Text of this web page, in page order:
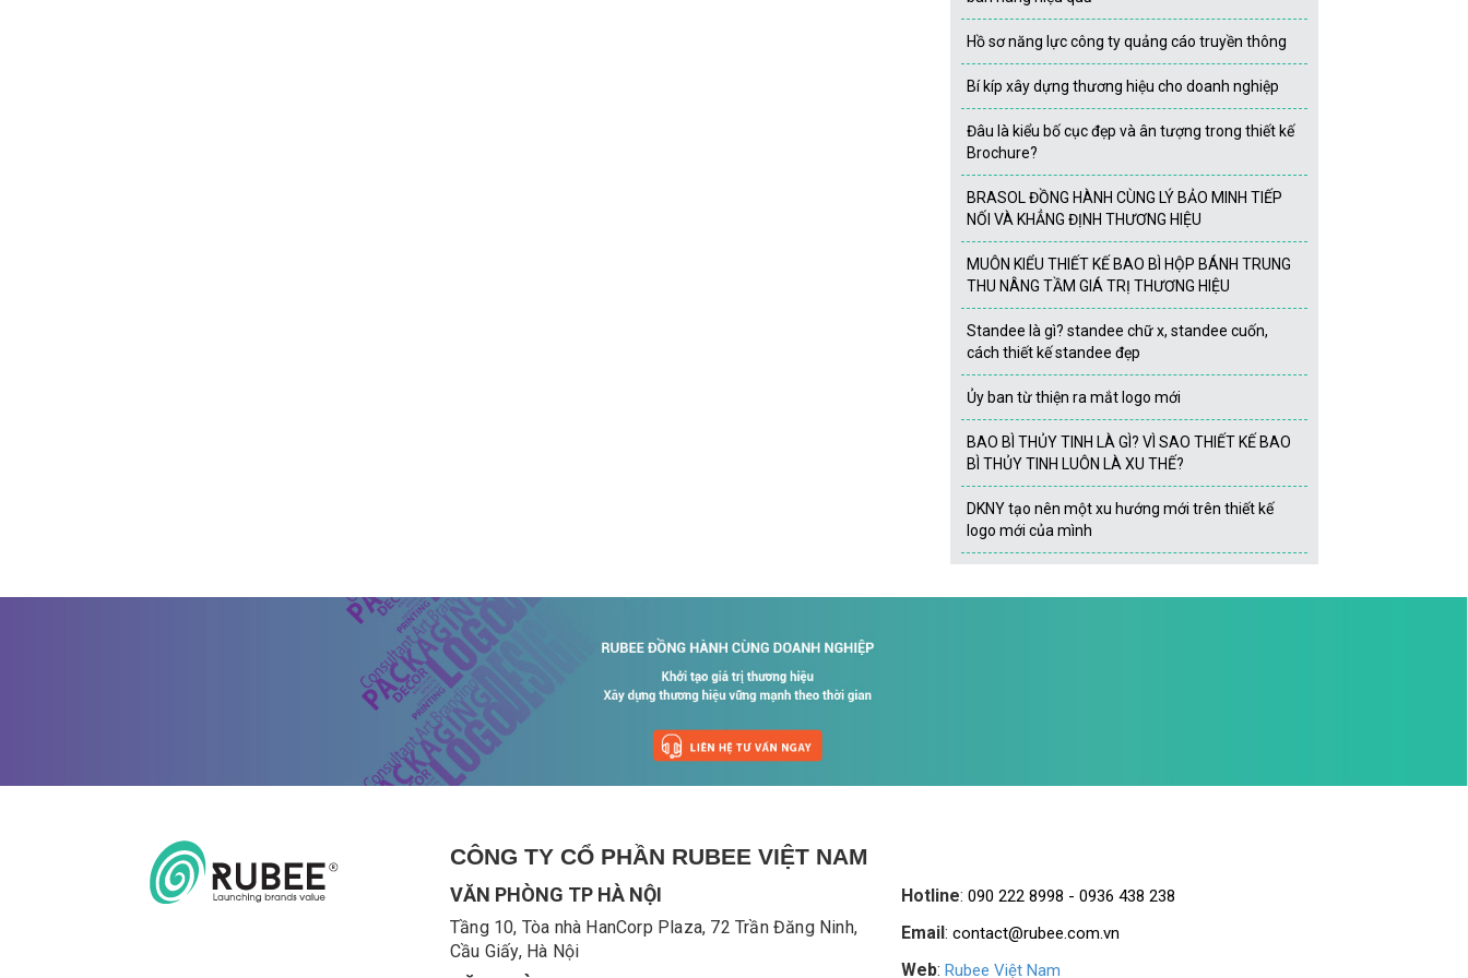
Hồ sơ năng lực công ty quảng cáo truyền thông
Bí kíp xây dựng thương hiệu cho doanh nghiệp
Đâu là kiểu bố cục đẹp và ân tượng trong thiết kế
Brochure?
BRASOL ĐỒNG HÀNH CÙNG LÝ BẢO MINH TIẾP
NỐI VÀ KHẲNG ĐỊNH THƯƠNG HIỆU
MUÔN KIỂU THIẾT KẾ BAO BÌ HỘP BÁNH TRUNG
THU NÂNG TẦM GIÁ TRỊ THƯƠNG HIỆU
Standee là gì? standee chữ x, standee cuốn,
cách thiết kế standee đẹp
Ủy ban từ thiện ra mắt logo mới
BAO BÌ THỦY TINH LÀ GÌ? VÌ SAO THIẾT KẾ BAO
BÌ THỦY TINH LUÔN LÀ XU THẾ?
DKNY tạo nên một xu hướng mới trên thiết kế
logo mới của mình
CÔNG TY CỔ PHẦN RUBEE VIỆT NAM
VĂN PHÒNG TP HÀ NỘI
Tầng 10, Tòa nhà HanCorp Plaza, 72 Trần Đăng Ninh,
Cầu Giấy, Hà Nội
Hotline: 090 222 8998 - 0936 438 238
Email: contact@rubee.com.vn
Web: Rubee Việt Nam